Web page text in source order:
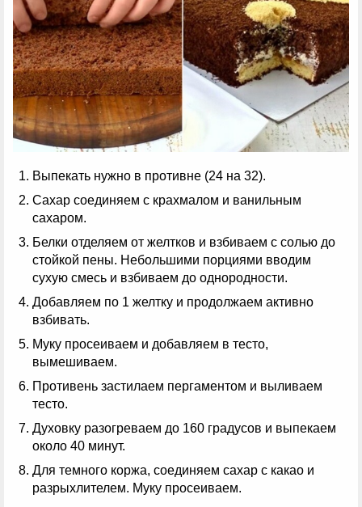
Выпекать нужно в противне (24 на 32).
Сахар соединяем с крахмалом и ванильным
сахаром.
Белки отделяем от желтков и взбиваем с солью до
стойкой пены. Небольшими порциями вводим
сухую смесь и взбиваем до однородности.
Добавляем по 1 желтку и продолжаем активно
взбивать.
Муку просеиваем и добавляем в тесто,
вымешиваем.
Противень застилаем пергаментом и выливаем
тесто.
Духовку разогреваем до 160 градусов и выпекаем
около 40 минут.
Для темного коржа, соединяем сахар с какао и
разрыхлителем. Муку просеиваем.